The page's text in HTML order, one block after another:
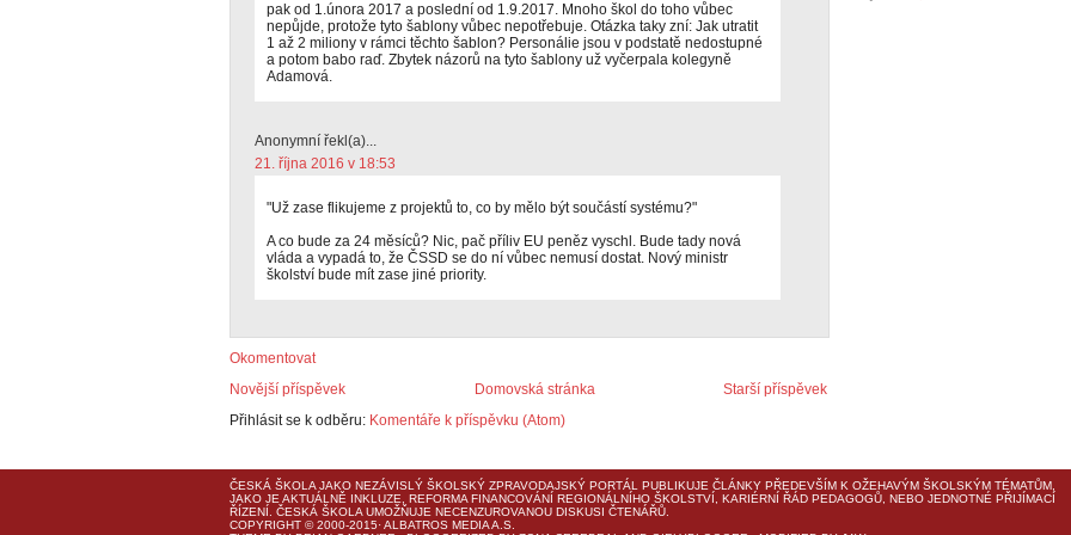
pak od 1.února 2017 a poslední od 1.9.2017. Mnoho škol do toho vůbec
nepůjde, protože tyto šablony vůbec nepotřebuje. Otázka taky zní: Jak utratit
1 až 2 miliony v rámci těchto šablon? Personálie jsou v podstatě nedostupné
a potom babo raď. Zbytek názorů na tyto šablony už vyčerpala kolegyně
Adamová.
Anonymní řekl(a)...
21. října 2016 v 18:53
"Už zase flikujeme z projektů to, co by mělo být součástí systému?"
A co bude za 24 měsíců? Nic, pač příliv EU peněz vyschl. Bude tady nová
vláda a vypadá to, že ČSSD se do ní vůbec nemusí dostat. Nový ministr
školství bude mít zase jiné priority.
Okomentovat
Novější příspěvek
Starší příspěvek
Domovská stránka
Přihlásit se k odběru: Komentáře k příspěvku (Atom)
ČESKÁ ŠKOLA JAKO NEZÁVISLÝ ŠKOLSKÝ ZPRAVODAJSKÝ PORTÁL PUBLIKUJE ČLÁNKY PŘEDEVŠÍM K OŽEHAVÝM ŠKOLSKÝM TÉMATŮM,
JAKO JE AKTUÁLNĚ INKLUZE, REFORMA FINANCOVÁNÍ REGIONÁLNÍHO ŠKOLSTVÍ, KARIÉRNÍ ŘÁD PEDAGOGŮ, NEBO JEDNOTNÉ PŘIJÍMACÍ
ŘÍZENÍ. ČESKÁ ŠKOLA UMOŽŇUJE NECENZUROVANOU DISKUSI ČTENÁŘŮ.
COPYRIGHT © 2000-2015· ALBATROS MEDIA A.S.